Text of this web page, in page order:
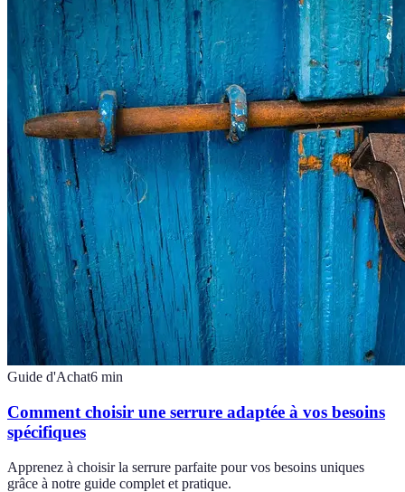
Guide d'Achat6 min
Comment choisir une serrure adaptée à vos besoins
spécifiques
Apprenez à choisir la serrure parfaite pour vos besoins uniques
grâce à notre guide complet et pratique.